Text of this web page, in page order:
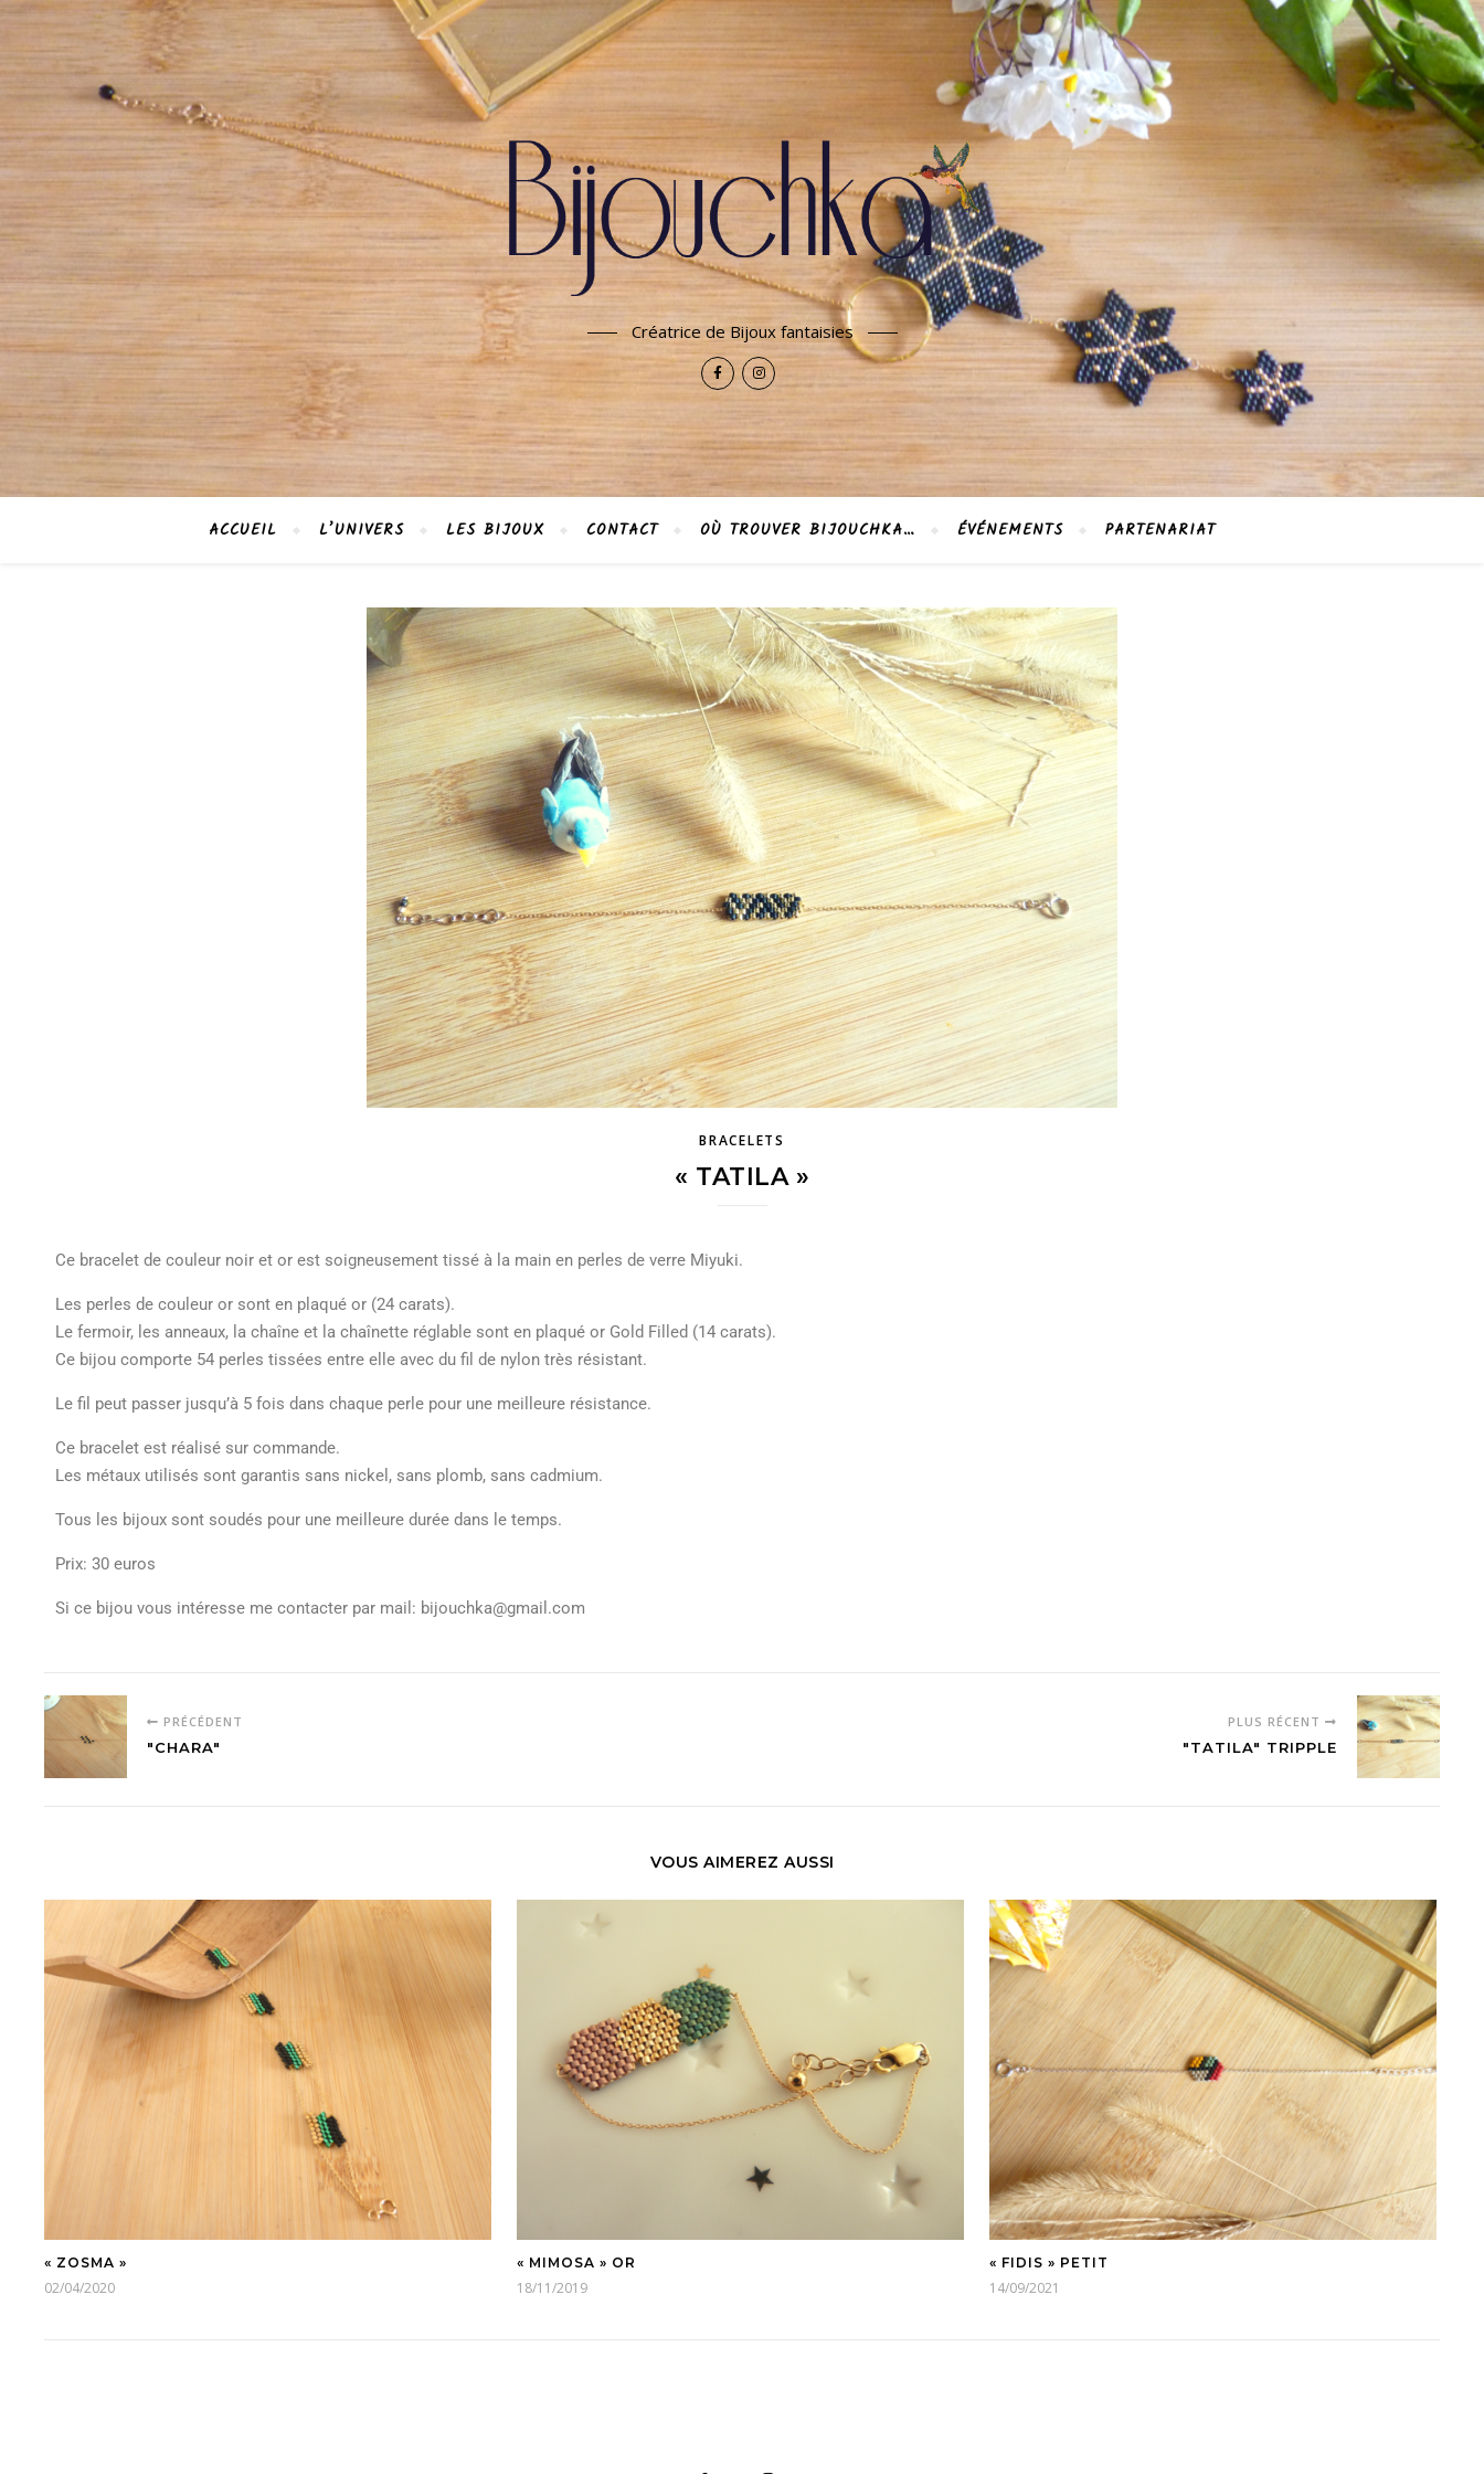
Créatrice de Bijoux fantaisies
ACCUEIL L’UNIVERS LES BIJOUX CONTACT OÙ TROUVER BIJOUCHKA… ÉVÉNEMENTS PARTENARIAT
BRACELETS
« TATILA »
Ce bracelet de couleur noir et or est soigneusement tissé à la main en perles de verre Miyuki.
Les perles de couleur or sont en plaqué or (24 carats).
Le fermoir, les anneaux, la chaîne et la chaînette réglable sont en plaqué or Gold Filled (14 carats).
Ce bijou comporte 54 perles tissées entre elle avec du fil de nylon très résistant.
Le fil peut passer jusqu’à 5 fois dans chaque perle pour une meilleure résistance.
Ce bracelet est réalisé sur commande.
Les métaux utilisés sont garantis sans nickel, sans plomb, sans cadmium.
Tous les bijoux sont soudés pour une meilleure durée dans le temps.
Prix: 30 euros
Si ce bijou vous intéresse me contacter par mail: bijouchka@gmail.com
PRÉCÉDENT
"CHARA"
PLUS RÉCENT
"TATILA" TRIPPLE
VOUS AIMEREZ AUSSI
« ZOSMA »
02/04/2020
« MIMOSA » OR
18/11/2019
« FIDIS » PETIT
14/09/2021